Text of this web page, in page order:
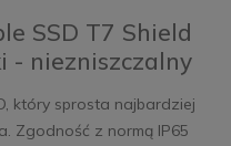
SSD T7 Shield
- niezniszczalny
który sprosta najbardziej
Zgodność z normą IP65